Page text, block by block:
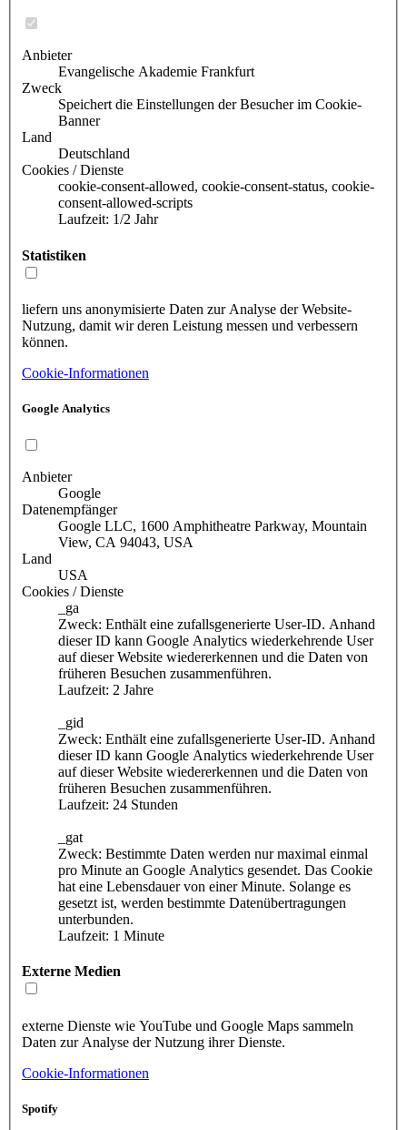
Anbieter
Evangelische Akademie Frankfurt
Zweck
Speichert die Einstellungen der Besucher im Cookie-
Banner
Land
Deutschland
Cookies / Dienste
cookie-consent-allowed, cookie-consent-status, cookie-
consent-allowed-scripts
Laufzeit: 1/2 Jahr
Statistiken
liefern uns anonymisierte Daten zur Analyse der Website-
Nutzung, damit wir deren Leistung messen und verbessern
können.
Cookie-Informationen
Google Analytics
Anbieter
Google
Datenempfänger
Google LLC, 1600 Amphitheatre Parkway, Mountain
View, CA 94043, USA
Land
USA
Cookies / Dienste
_ga
Zweck: Enthält eine zufallsgenerierte User-ID. Anhand
dieser ID kann Google Analytics wiederkehrende User
auf dieser Website wiedererkennen und die Daten von
früheren Besuchen zusammenführen.
Laufzeit: 2 Jahre
_gid
Zweck: Enthält eine zufallsgenerierte User-ID. Anhand
dieser ID kann Google Analytics wiederkehrende User
auf dieser Website wiedererkennen und die Daten von
früheren Besuchen zusammenführen.
Laufzeit: 24 Stunden
_gat
Zweck: Bestimmte Daten werden nur maximal einmal
pro Minute an Google Analytics gesendet. Das Cookie
hat eine Lebensdauer von einer Minute. Solange es
gesetzt ist, werden bestimmte Datenübertragungen
unterbunden.
Laufzeit: 1 Minute
Externe Medien
externe Dienste wie YouTube und Google Maps sammeln
Daten zur Analyse der Nutzung ihrer Dienste.
Cookie-Informationen
Spotify